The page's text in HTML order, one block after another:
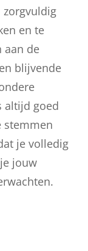
zorgvuldig
en te
aan de
blijvende
altijd goed
stemmen
je volledig
jouw